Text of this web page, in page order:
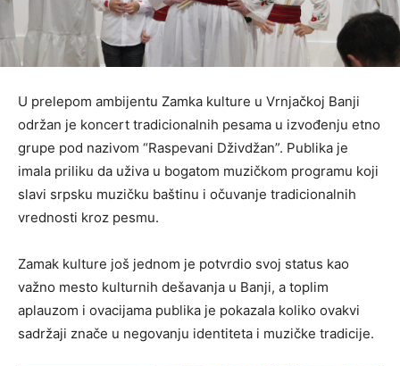
U prelepom ambijentu Zamka kulture u Vrnjačkoj Banji
održan je koncert tradicionalnih pesama u izvođenju etno
grupe pod nazivom “Raspevani Dživdžan”. Publika je
imala priliku da uživa u bogatom muzičkom programu koji
slavi srpsku muzičku baštinu i očuvanje tradicionalnih
vrednosti kroz pesmu.
Zamak kulture još jednom je potvrdio svoj status kao
važno mesto kulturnih dešavanja u Banji, a toplim
aplauzom i ovacijama publika je pokazala koliko ovakvi
sadržaji znače u negovanju identiteta i muzičke tradicije.